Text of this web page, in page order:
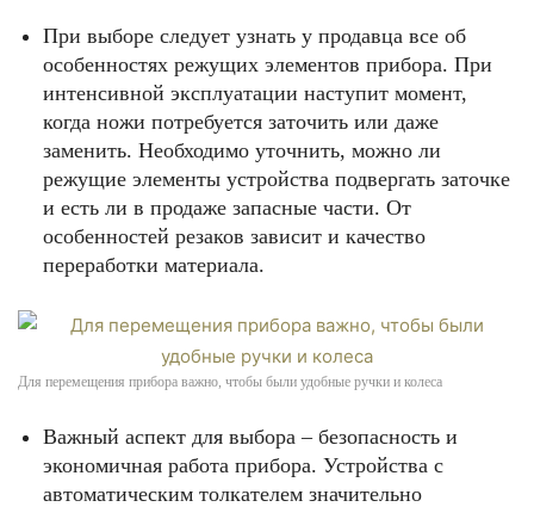
При выборе следует узнать у продавца все об
особенностях режущих элементов прибора. При
интенсивной эксплуатации наступит момент,
когда ножи потребуется заточить или даже
заменить. Необходимо уточнить, можно ли
режущие элементы устройства подвергать заточке
и есть ли в продаже запасные части. От
особенностей резаков зависит и качество
переработки материала.
Для перемещения прибора важно, чтобы были удобные ручки и колеса
Важный аспект для выбора – безопасность и
экономичная работа прибора. Устройства с
автоматическим толкателем значительно